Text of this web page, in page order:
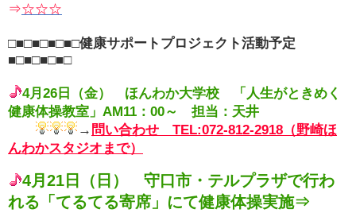
⇒☆☆☆
□■□■□■□■□健康サポートプロジェクト活動予定
■□■□■□■□
4月26日（金） ほんわか大学校 「人生がときめく
健康体操教室」AM11：00～ 担当：天井
→ 問い合わせ TEL:072-812-2918（野崎ほ
んわかスタジオまで）
4月21日（日） 守口市・テルプラザで行わ
れる「てるてる寄席」にて健康体操実施⇒